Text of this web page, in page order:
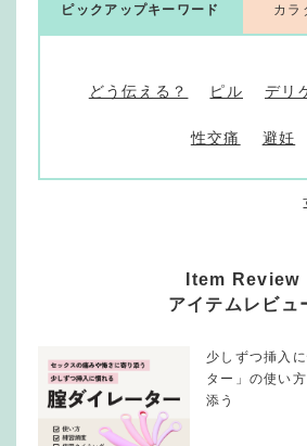
ピックアップキーワード
どう伝える？ ピル デリ
性交痛 避妊
カラ
Item Review
アイテムレビュ
少しずつ挿入
ター」の使い
添う